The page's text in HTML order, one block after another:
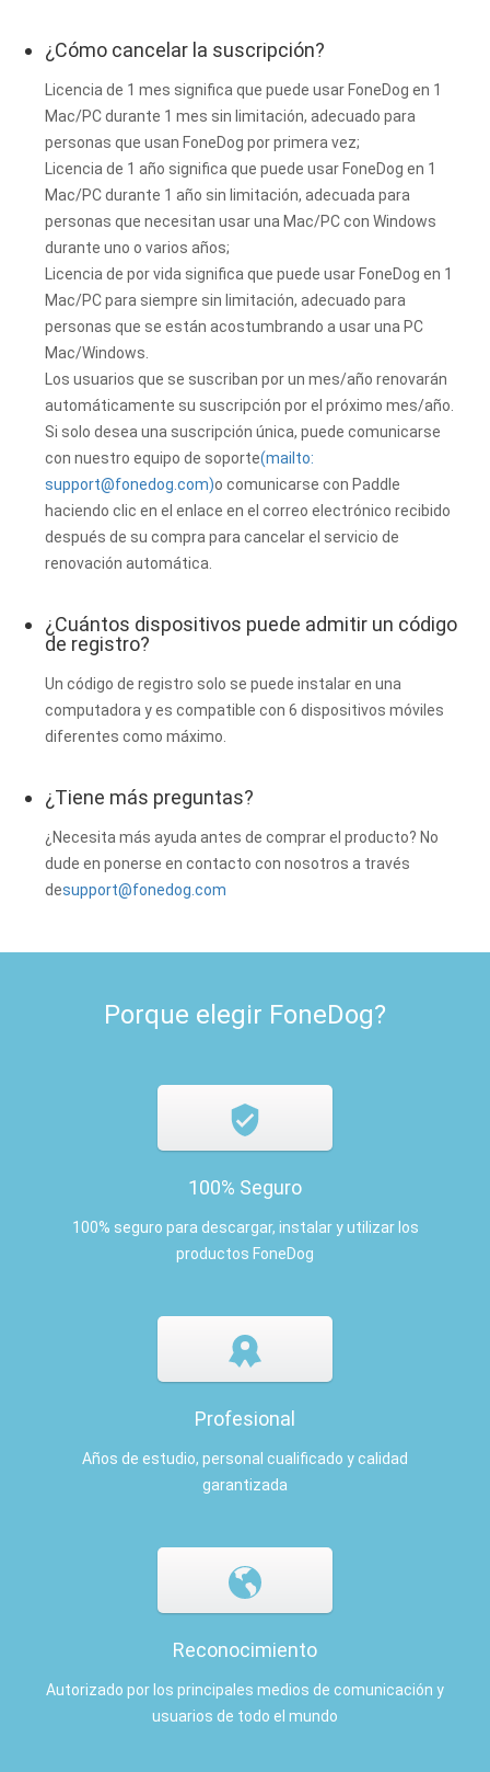
¿Cómo cancelar la suscripción?
Licencia de 1 mes significa que puede usar FoneDog en 1
Mac/PC durante 1 mes sin limitación, adecuado para
personas que usan FoneDog por primera vez;
Licencia de 1 año significa que puede usar FoneDog en 1
Mac/PC durante 1 año sin limitación, adecuada para
personas que necesitan usar una Mac/PC con Windows
durante uno o varios años;
Licencia de por vida significa que puede usar FoneDog en 1
Mac/PC para siempre sin limitación, adecuado para
personas que se están acostumbrando a usar una PC
Mac/Windows.
Los usuarios que se suscriban por un mes/año renovarán
automáticamente su suscripción por el próximo mes/año.
Si solo desea una suscripción única, puede comunicarse
con nuestro equipo de soporte(mailto:
support@fonedog.com)o comunicarse con Paddle
haciendo clic en el enlace en el correo electrónico recibido
después de su compra para cancelar el servicio de
renovación automática.
¿Cuántos dispositivos puede admitir un código
de registro?
Un código de registro solo se puede instalar en una
computadora y es compatible con 6 dispositivos móviles
diferentes como máximo.
¿Tiene más preguntas?
¿Necesita más ayuda antes de comprar el producto? No
dude en ponerse en contacto con nosotros a través
desupport@fonedog.com
Porque elegir FoneDog?
100% Seguro
100% seguro para descargar, instalar y utilizar los
productos FoneDog
Profesional
Años de estudio, personal cualificado y calidad
garantizada
Reconocimiento
Autorizado por los principales medios de comunicación y
usuarios de todo el mundo